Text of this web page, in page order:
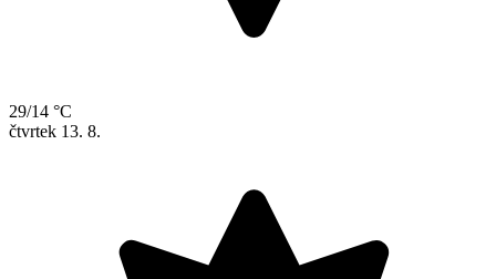
29/14 °C
čtvrtek 13. 8.